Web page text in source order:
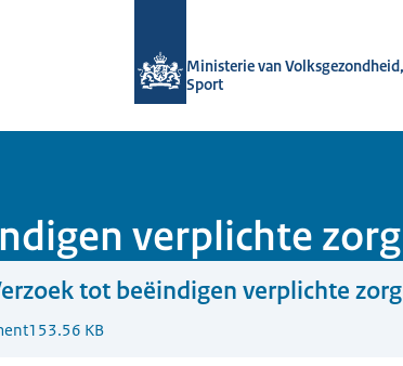
Ministerie van
Sport
verplichte
tot beëindigen verplichte
153.56 KB